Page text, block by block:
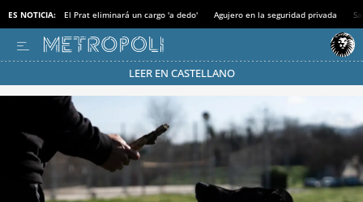
ES NOTICIA: El Prat eliminará un cargo 'a dedo' Agujero en la seguridad privada
LEER EN CASTELLANO
Pásate al MODO AHORRO